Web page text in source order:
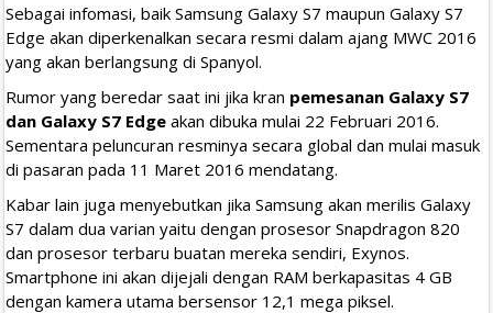
Sebagai infomasi, baik Samsung Galaxy S7 maupun Galaxy S7
Edge akan diperkenalkan secara resmi dalam ajang MWC 2016
yang akan berlangsung di Spanyol.
Rumor yang beredar saat ini jika kran pemesanan Galaxy S7
dan Galaxy S7 Edge akan dibuka mulai 22 Februari 2016.
Sementara peluncuran resminya secara global dan mulai masuk
di pasaran pada 11 Maret 2016 mendatang.
Kabar lain juga menyebutkan jika Samsung akan merilis Galaxy
S7 dalam dua varian yaitu dengan prosesor Snapdragon 820
dan prosesor terbaru buatan mereka sendiri, Exynos.
Smartphone ini akan dijejali dengan RAM berkapasitas 4 GB
dengan kamera utama bersensor 12,1 mega piksel.